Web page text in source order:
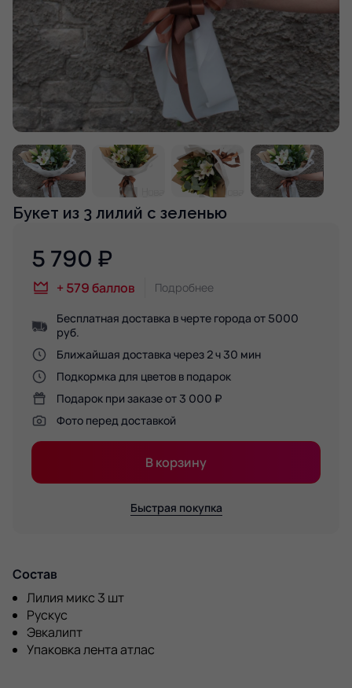
Букет из 3 лилий с зеленью
5 790 ₽
+ 579баллов Подробнее
Бесплатная доставка в черте города от 5000
руб.
Ближайшая доставка через 2 ч 30 мин
Подкормка для цветов в подарок
Подарок при заказе от 3 000 ₽
Фото перед доставкой
В корзину
Быстрая покупка
Состав
Лилия микс 3 шт
Рускус
Эвкалипт
Упаковка лента атлас